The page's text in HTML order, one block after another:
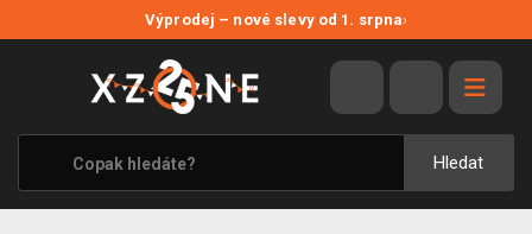
Výprodej – nové slevy od 1. srpna›
Hledat
VÝPRODEJ
VIDEOHRY
XZONE ORIGINALS
TÉMATIKY